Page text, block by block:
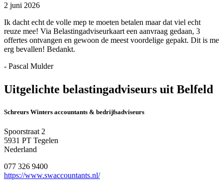
2 juni 2026
Ik dacht echt de volle mep te moeten betalen maar dat viel echt
reuze mee! Via Belastingadviseurkaart een aanvraag gedaan, 3
offertes ontvangen en gewoon de meest voordelige gepakt. Dit is me
erg bevallen! Bedankt.
- Pascal Mulder
Uitgelichte belastingadviseurs uit Belfeld
Schreurs Winters accountants & bedrijfsadviseurs
Spoorstraat 2
5931 PT Tegelen
Nederland
077 326 9400
https://www.swaccountants.nl/